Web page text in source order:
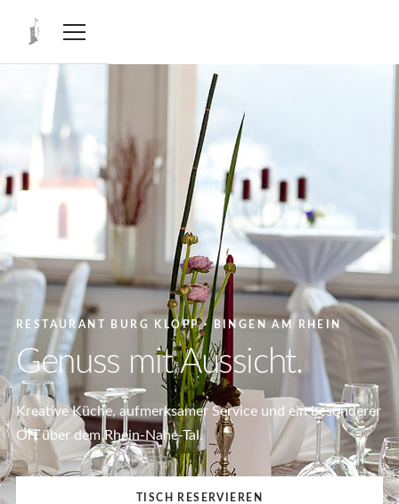
RESTAURANT BURG KLOPP · BINGEN AM RHEIN
Genuss mit Aussicht.
Kreative Küche, aufmerksamer Service und ein besonderer
Ort über dem Rhein-Nahe-Tal.
TISCH RESERVIEREN